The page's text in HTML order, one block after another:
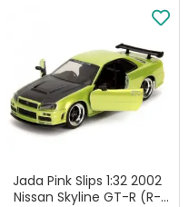
Jada Pink Slips 1:32 2002
Nissan Skyline GT-R (R-